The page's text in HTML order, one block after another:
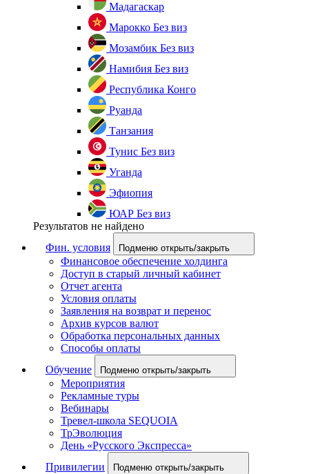
Мадагаскар
Марокко Без виз
Мозамбик Без виз
Намибия Без виз
Республика Конго
Руанда
Танзания
Тунис Без виз
Уганда
Эфиопия
ЮАР Без виз
Результатов не найдено
Фин. условия
Подменю открыть/закрыть
Финансовое обеспечение холдинга
Доступ в старый личный кабинет
Отчет агента
Условия оплаты
Заявления на возврат и перенос
Архив курсов валют
Обработка персональных данных
Способы оплаты
Обучение
Подменю открыть/закрыть
Мероприятия
Рекламные туры
Вебинары
Тревел-школа SEQUOIA
ТрЭволюция
День «Русского Экспресса»
Привилегии
Подменю открыть/закрыть